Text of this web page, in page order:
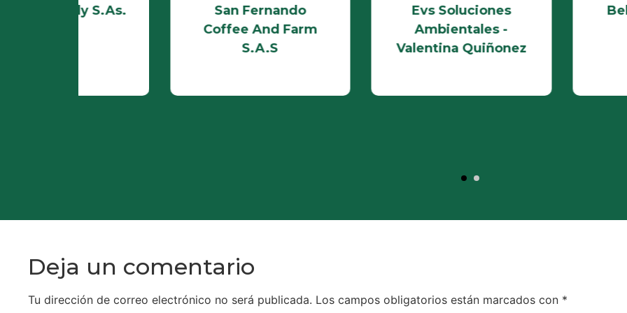
San Fernando
Coffee And Farm
Evs Soluciones
Ambientales -
Valentina Quiñonez
Bebidas Lejayim
Deja un comentario
Tu dirección de correo electrónico no será publicada. Los campos obligatorios están marcados con *